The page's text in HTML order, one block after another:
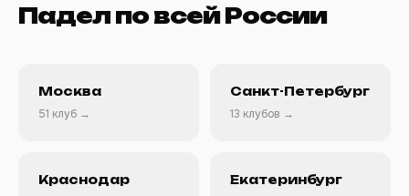
Падел по всей России
Москва
51 клуб →
Санкт-Петербург
13 клубов →
Краснодар
Екатеринбург